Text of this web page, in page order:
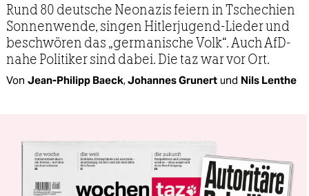
Rund 80 deutsche Neonazis feiern in Tschechien
Sonnen­wende, singen Hitlerjugend-Lieder und
beschwören das „germanische Volk“. Auch AfD-
nahe Politiker sind dabei. Die taz war vor Ort.
Von Jean-Philipp Baeck,Johannes Grunert und Nils Lenthe